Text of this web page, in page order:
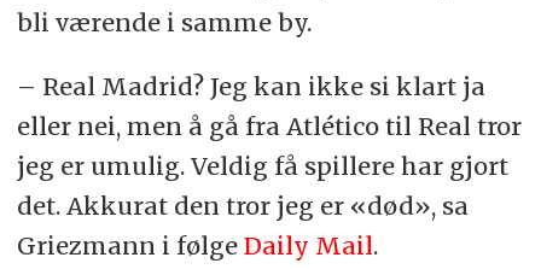
bli værende i samme by.
– Real Madrid? Jeg kan ikke si klart ja
eller nei, men å gå fra Atlético til Real tror
jeg er umulig. Veldig få spillere har gjort
det. Akkurat den tror jeg er «død», sa
Griezmann i følgeDaily Mail.